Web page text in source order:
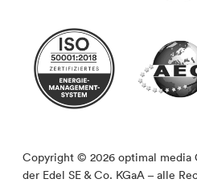
Copyright © 2026 optimal media
der Edel SE & Co. KGaA – alle